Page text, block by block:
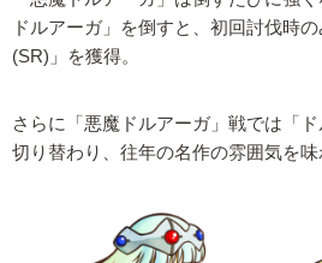
ドルアーガ」を倒すと、初回討伐時
(SR)」を獲得。
さらに「悪魔ドルアーガ」戦では「
切り替わり、往年の名作の雰囲気を味